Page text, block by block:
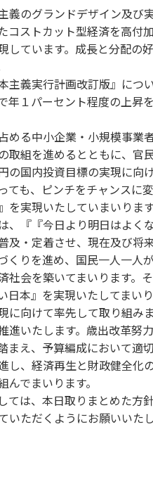
義のグランドデザイン及
コストカット型経済を高付
しています。成長と分配の
主義実行計画改訂版』につ
年１パーセント程度の上昇
める中小企業・小規模事業
取組を進めるとともに、官
の国内投資目標の実現に向
ても、ピンチをチャンスに
実現いたしていまいります
、『『今日より明日はよく
及・定着させ、現在及び将
くりを進め、国民一人一人
社会を築いてまいります。
本』を実現いたしてまいり
に向けて率先して取り組み
進いたします。歳出改革努
まえ、予算編成において適
し、経済再生と財政健全化
でまいります。
ては、本日取りまとめた方
いただくようにお願いいたし